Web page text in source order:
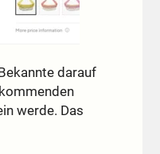
darauf
werde. Das